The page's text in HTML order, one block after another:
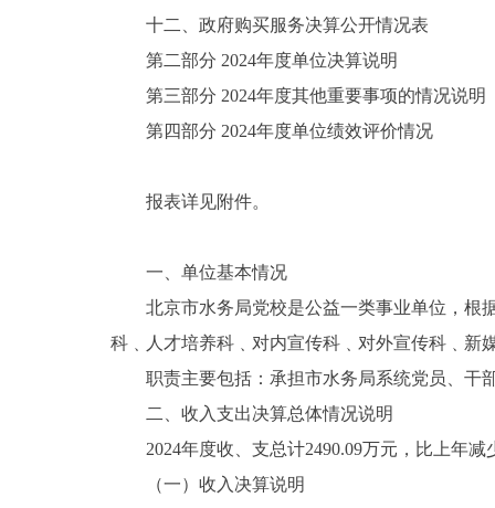
十二、政府购买服务决算公开情况表
第二部分 2024年度单位决算说明
第三部分 2024年度其他重要事项的情况说明
第四部分 2024年度单位绩效评价情况
报表详见附件。
一、单位基本情况
北京市水务局党校是公益一类事业单位，根据
科﹑人才培养科﹑对内宣传科﹑对外宣传科﹑新
职责主要包括：承担市水务局系统党员、干
二、收入支出决算总体情况说明
2024年度收、支总计2490.09万元，比上年减
（一）收入决算说明